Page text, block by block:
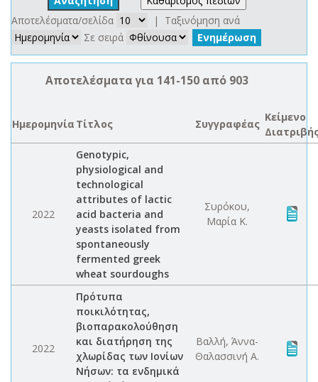
Αποτελέσματα/σελίδα
| Ταξινόμηση ανά
Σε σειρά
Αποτελέσματα για 141-150 από 903
Ημερομηνία Τίτλος Συγγραφέας
Κείμενο
2022
Genotypic,
physiological and
technological
attributes of lactic
acid bacteria and
yeasts isolated from
spontaneously
fermented greek
wheat sourdoughs
Συρόκου,
Μαρία Κ.
2022
Πρότυπα
ποικιλότητας,
βιοπαρακολούθηση
και διατήρηση της
χλωρίδας των Ιονίων
Νήσων: τα ενδημικά
Βαλλή, Άννα-
Θαλασσινή Α.